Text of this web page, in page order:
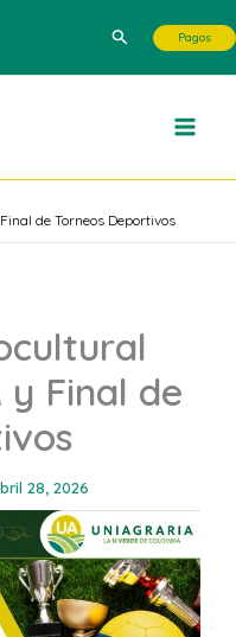
Buscar Pagos
de Torneos Deportivos
y Final de
28, 2026